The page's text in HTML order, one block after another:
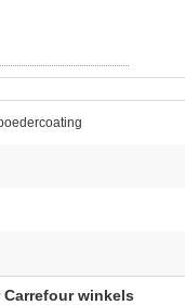
winkels